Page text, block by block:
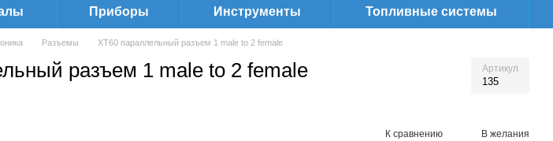
Приборы Инструменты Топливные системы
Разъемы XT60 параллельный разъем 1 male to 2 female
разъем 1 male to 2 female Артикул
135
К сравнению В желания